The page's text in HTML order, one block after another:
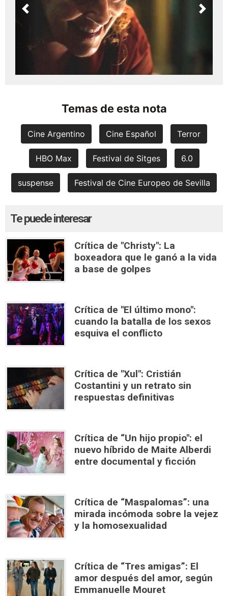
Previous Next
Temas de esta nota
Cine Argentino Cine Español Terror
HBO Max Festival de Sitges 6.0
suspense Festival de Cine Europeo de Sevilla
Te puede interesar
Crítica de "Christy": La
boxeadora que le ganó a la vida
a base de golpes
Crítica de "El último mono":
cuando la batalla de los sexos
esquiva el conflicto
Crítica de "Xul": Cristián
Costantini y un retrato sin
respuestas definitivas
Crítica de “Un hijo propio": el
nuevo híbrido de Maite Alberdi
entre documental y ficción
Crítica de “Maspalomas”: una
mirada incómoda sobre la vejez
y la homosexualidad
Crítica de “Tres amigas”: El
amor después del amor, según
Emmanuelle Mouret